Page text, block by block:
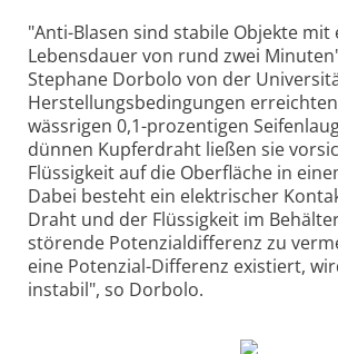
"Anti-Blasen sind stabile Objekte mit
Lebensdauer von rund zwei
Stephane Dorbolo von der
Herstellungsbedingungen
wässrigen 0,1-prozentigen
dünnen Kupferdraht ließen sie
Flüssigkeit auf die Oberfläche in
Dabei besteht ein elektrischer
Draht und der Flüssigkeit im
störende Potenzialdifferenz zu
eine Potenzial-Differenz existiert,
instabil", so Dorbolo.